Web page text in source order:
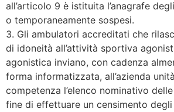
all’articolo 9 è istituita l’anagrafe
o temporaneamente sospesi.
3. Gli ambulatori accreditati che
di idoneità all’attività sportiva
agonistica inviano, con cadenza
forma informatizzata, all’azienda
competenza l’elenco nominativo
fine di effettuare un censimento